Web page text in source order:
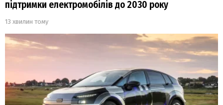
підтримки електромобілів до 2030 року
13 хвилин тому